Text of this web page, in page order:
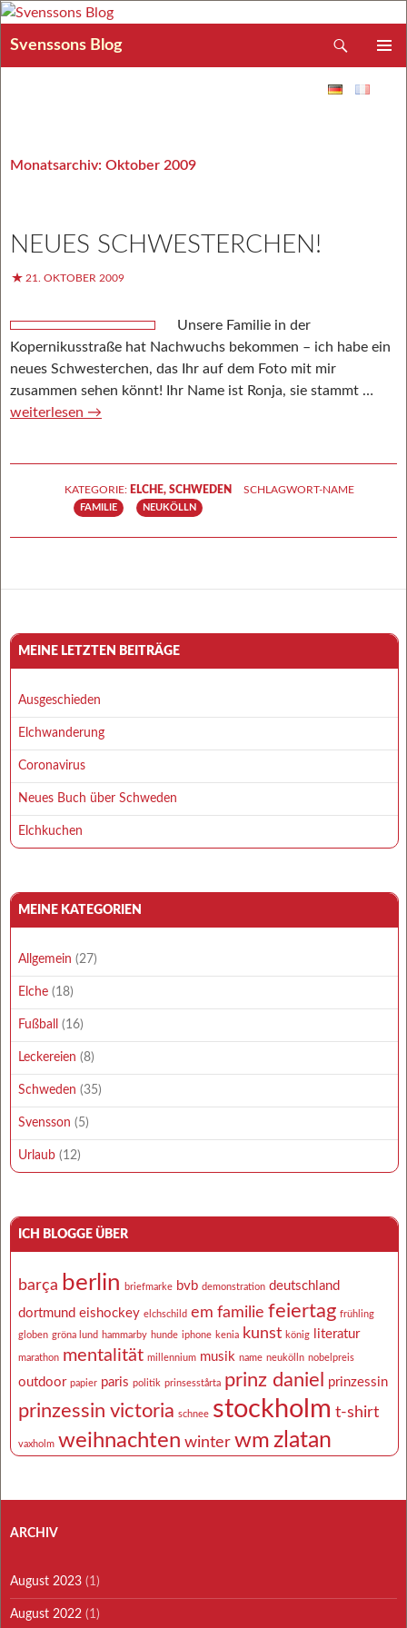
Svenssons Blog
MENÜ
Monatsarchiv: Oktober 2009
NEUES SCHWESTERCHEN!
21. OKTOBER 2009
Unsere Familie in der
Kopernikusstraße hat Nachwuchs bekommen – ich habe ein
neues Schwesterchen, das Ihr auf dem Foto mit mir
zusammen sehen könnt! Ihr Name ist Ronja, sie stammt …
weiterlesen →
KATEGORIE: ELCHE, SCHWEDEN SCHLAGWORT-NAME
FAMILIE NEUKÖLLN
MEINE LETZTEN BEITRÄGE
Ausgeschieden
Elchwanderung
Coronavirus
Neues Buch über Schweden
Elchkuchen
MEINE KATEGORIEN
Allgemein (27)
Elche (18)
Fußball (16)
Leckereien (8)
Schweden (35)
Svensson (5)
Urlaub (12)
ICH BLOGGE ÜBER
barça berlin briefmarke bvb demonstration deutschland
dortmund eishockey elchschild em familie feiertag frühling
globen gröna lund hammarby hunde iphone kenia kunst könig literatur
marathon mentalität millennium musik name neukölln nobelpreis
outdoor papier paris politik prinsesstårta prinz daniel prinzessin
prinzessin victoria schnee stockholm t-shirt
vaxholm weihnachten winter wm zlatan
ARCHIV
August 2023 (1)
August 2022 (1)